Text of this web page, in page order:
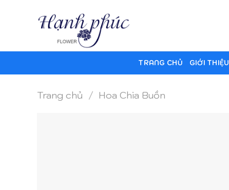
TRANG CHỦ GIỚI THIỆU
Trang chủ / Hoa Chia Buồn